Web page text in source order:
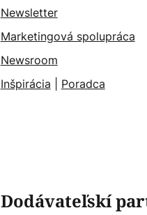
Newsletter
Marketingová spolupráca
Newsroom
Inšpirácia
Poradca
Dodávateľskí